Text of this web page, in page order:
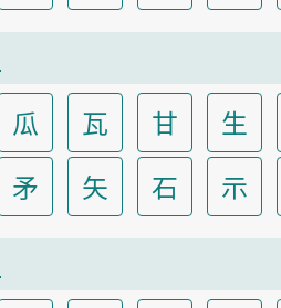
瓜 瓦 甘 生
矛 矢 石 示